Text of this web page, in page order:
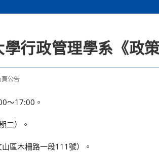
行政管理學系《政
頁公告
～17:00。
二）。
區木柵路一段111號）。